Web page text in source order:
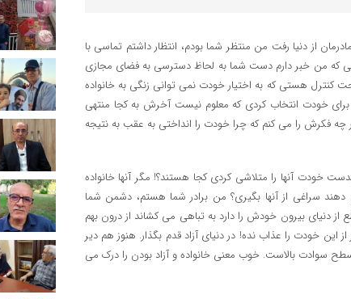
از دنیا رفت من منتظر شما بودم، انتظار داشتم تماسی با
که من خبر دارم دست شما به لحاظ دسترسی به فضای مجازی
کنترل هستی که به اختیار خودت نمی توانی زنگی به خانواده
برای خودت انتخاب کردی که معلوم نیست آخرش به کجا منتهی
را می کنم که چرا خودت را انداختی به عقب به نتیجه
خودت آنها را متلاشی کردی کجا هستند؟! مگر آنها خانواده
دهند سراغی از آنها بگیری؟ من برادر شما هستم، دشمن شما
دنیای بیرون خودش را دارد به تباهی می کشاند از درون بهم
خودت را عذاب نده! در دنیای آزاد قدم بگذار. هنوز هم دیر
سوادت بالاست. خوب معنی خانواده و آزاد بودن را درک می